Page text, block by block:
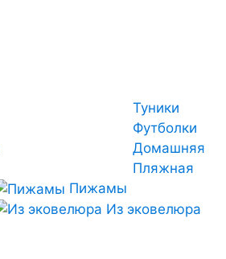
Туники
Футболки
Домашняя
Пляжная
Пижамы
Из эковелюра